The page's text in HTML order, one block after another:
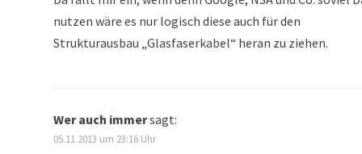
nutzen wäre es nur logisch diese auch für den
Strukturausbau „Glasfaserkabel“ heran zu ziehen.
Wer auch immersagt:
05.11.2013 um 23:16 Uhr